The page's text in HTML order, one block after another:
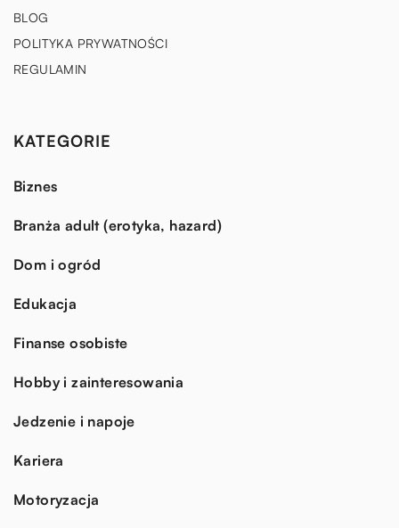
BLOG
POLITYKA PRYWATNOŚCI
REGULAMIN
KATEGORIE
Biznes
Branża adult (erotyka, hazard)
Dom i ogród
Edukacja
Finanse osobiste
Hobby i zainteresowania
Jedzenie i napoje
Kariera
Motoryzacja